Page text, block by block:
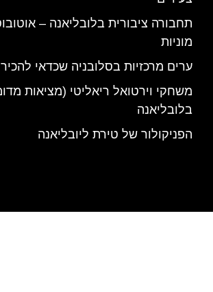
תחבורה ציבורית בלובליאנה –
מוניות
ערים מרכזיות בסלובניה שכדאי
משחקי וירטואל ריאליטי (מציאות
בלובליאנה
הפניקולור של טירת ליובליאנה